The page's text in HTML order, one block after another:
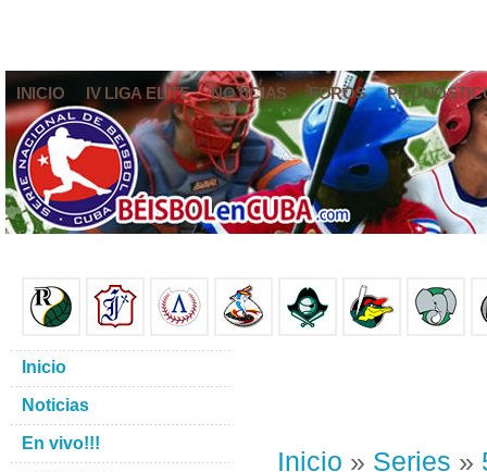
INICIO IV LIGA ELITE NOTICIAS FOROS
Inicio » Series »
Inicio
Noticias
En vivo!!!